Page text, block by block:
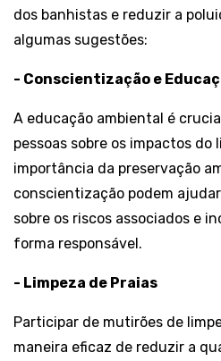
dos banhistas e reduzir a
algumas sugestões:
- Conscientização e
A educação ambiental é
pessoas sobre os impactos do
importância da preservação
conscientização podem
sobre os riscos associados e
forma responsável.
- Limpeza de Praias
Participar de mutirões de
maneira eficaz de reduzir a